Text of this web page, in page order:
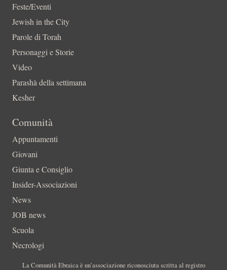
Feste/Eventi
Jewish in the City
Parole di Torah
Personaggi e Storie
Video
Parashà della settimana
Kesher
Comunità
Appuntamenti
Giovani
Giunta e Consiglio
Insider-Associazioni
News
JOB news
Scuola
Necrologi
La Comunità Ebraica è un’associazione riconosciuta scritta al registro